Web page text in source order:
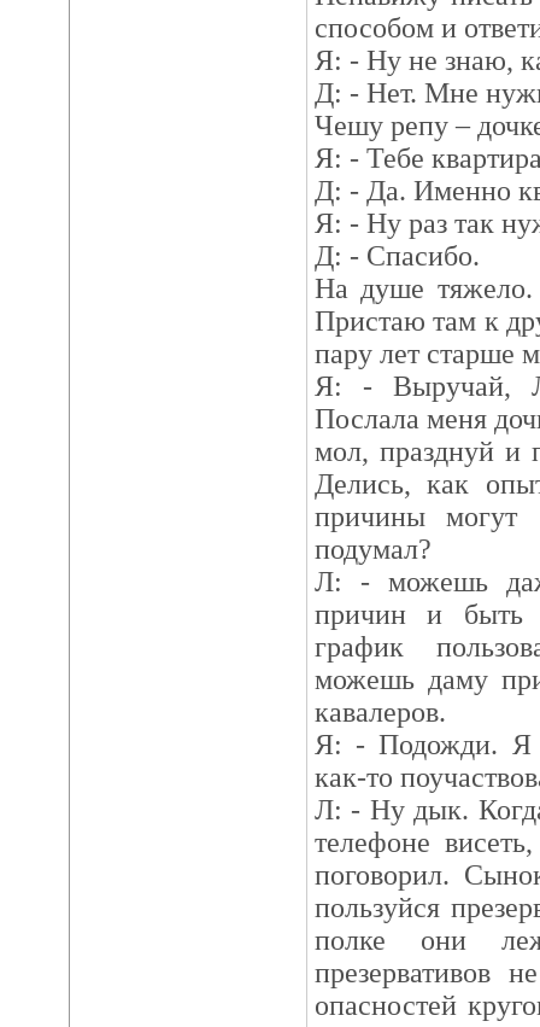
способом и
Я: - Ну не знаю,
Д: - Нет. Мне
Чешу репу –
Я: - Тебе
Д: - Да. Именно
Я: - Ну раз так
Д: - Спасибо.
На душе
Пристаю там к
пару лет старше
Я: - Выручай,
Послала меня
мол, празднуй и
Делись, как
причины
подумал?
Л: - можешь
причин и быть
график
можешь даму
кавалеров.
Я: - Подожди. Я
как-то
Л: - Ну дык.
телефоне
поговорил.
пользуйся
полке они
презервативов
опасностей